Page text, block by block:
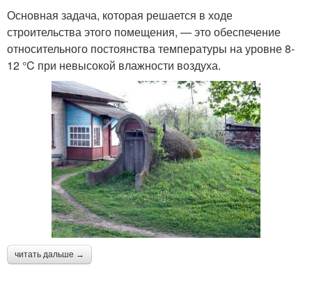
Основная задача, которая решается в ходе
строительства этого помещения, — это обеспечение
относительного постоянства температуры на уровне 8-
12 °C при невысокой влажности воздуха.
читать дальше →